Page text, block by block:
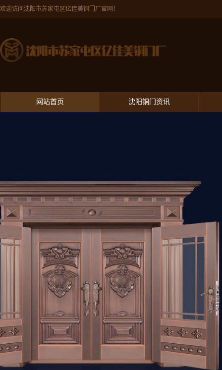
欢迎访问沈阳市苏家屯区亿佳美铜门厂官网！
网站首页 沈阳铜门资讯